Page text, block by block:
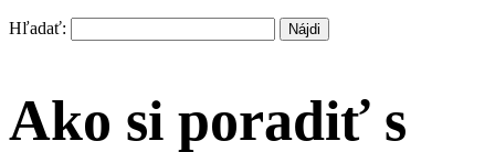
Hľadať:
Ako si poradiť s